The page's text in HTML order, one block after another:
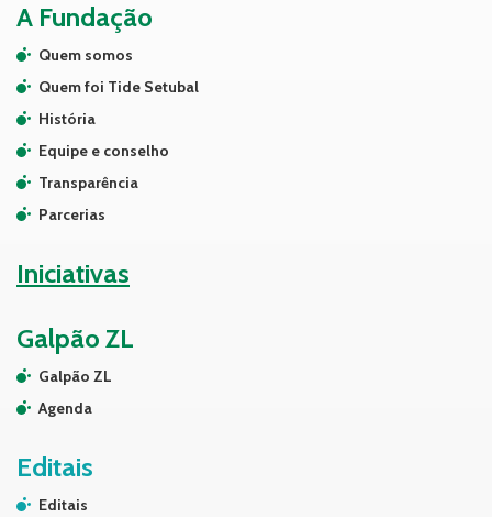
A Fundação
Quem somos
Quem foi Tide Setubal
História
Equipe e conselho
Transparência
Parcerias
Iniciativas
Galpão ZL
Galpão ZL
Agenda
Editais
Editais